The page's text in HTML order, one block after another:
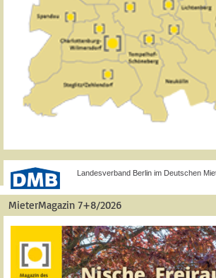
Landesverband Berlin im Deutschen
MieterMagazin 7+8/2026